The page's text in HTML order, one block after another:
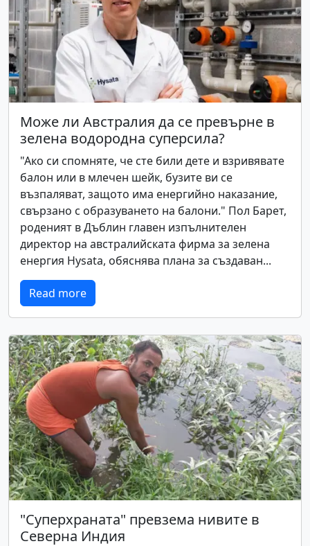
Може ли Австралия да се превърне в
зелена водородна суперсила?
"Ако си спомняте, че сте били дете и взривявате
балон или в млечен шейк, бузите ви се
възпаляват, защото има енергийно наказание,
свързано с образуването на балони." Пол Барет,
роденият в Дъблин главен изпълнителен
директор на австралийската фирма за зелена
енергия Hysata, обяснява плана за създаван...
Read more
"Суперхраната" превзема нивите в
Северна Индия